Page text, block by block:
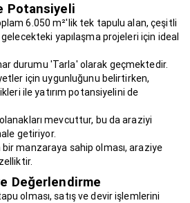
Potansiyeli
6.050 m²'lik tek tapulu alan, çeşitli
yapılaşma projeleri için ideal
durumu 'Tarla' olarak geçmektedir.
için uygunluğunu belirtirken,
ile yatırım potansiyelini de
mevcuttur, bu da araziyi
getiriyor.
manzaraya sahip olması, araziye
Değerlendirme
olması, satış ve devir işlemlerini